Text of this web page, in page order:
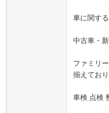
車に関す
中古車・
ファミリ
揃えており
車検 点検